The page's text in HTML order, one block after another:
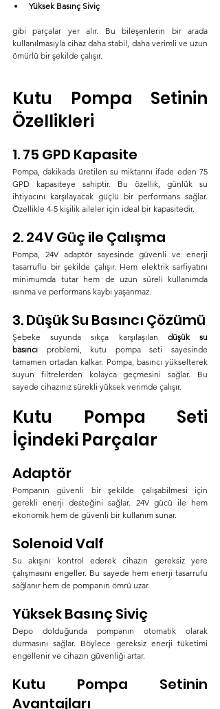
Yüksek Basınç Siviç
gibi parçalar yer alır. Bu bileşenlerin bir arada
kullanılmasıyla cihaz daha stabil, daha verimli ve uzun
ömürlü bir şekilde çalışır.
Kutu Pompa Setinin
Özellikleri
1. 75 GPD Kapasite
Pompa, dakikada üretilen su miktarını ifade eden 75
GPD kapasiteye sahiptir. Bu özellik, günlük su
ihtiyacını karşılayacak güçlü bir performans sağlar.
Özellikle 4-5 kişilik aileler için ideal bir kapasitedir.
2. 24V Güç ile Çalışma
Pompa, 24V adaptör sayesinde güvenli ve enerji
tasarruflu bir şekilde çalışır. Hem elektrik sarfiyatını
minimumda tutar hem de uzun süreli kullanımda
ısınma ve performans kaybı yaşanmaz.
3. Düşük Su Basıncı Çözümü
Şebeke suyunda sıkça karşılaşılan düşük su
basıncı problemi, kutu pompa seti sayesinde
tamamen ortadan kalkar. Pompa, basıncı yükselterek
suyun filtrelerden kolayca geçmesini sağlar. Bu
sayede cihazınız sürekli yüksek verimde çalışır.
Kutu Pompa Seti
İçindeki Parçalar
Adaptör
Pompanın güvenli bir şekilde çalışabilmesi için
gerekli enerji desteğini sağlar. 24V gücü ile hem
ekonomik hem de güvenli bir kullanım sunar.
Solenoid Valf
Su akışını kontrol ederek cihazın gereksiz yere
çalışmasını engeller. Bu sayede hem enerji tasarrufu
sağlanır hem de pompanın ömrü uzar.
Yüksek Basınç Siviç
Depo dolduğunda pompanın otomatik olarak
durmasını sağlar. Böylece gereksiz enerji tüketimi
engellenir ve cihazın güvenliği artar.
Kutu Pompa Setinin
Avantajları